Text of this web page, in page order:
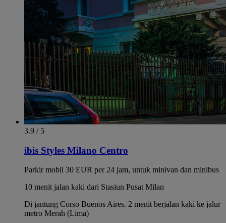
3.9 / 5
ibis Styles Milano Centro
Parkir mobil 30 EUR per 24 jam, untuk minivan dan minibus
10 menit jalan kaki dari Stasiun Pusat Milan
Di jantung Corso Buenos Aires. 2 menit berjalan kaki ke jalur
metro Merah (Lima)